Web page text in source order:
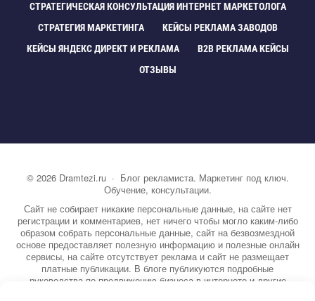
СТРАТЕГИЧЕСКАЯ КОНСУЛЬТАЦИЯ ИНТЕРНЕТ МАРКЕТОЛОГА
СТРАТЕГИЯ МАРКЕТИНГА
КЕЙСЫ РЕКЛАМА ЗАВОДО
КЕЙСЫ ЯНДЕКС ДИРЕКТ И РЕКЛАМА
B2B РЕКЛАМА КЕЙСЫ
ОТЗЫВЫ
© 2026 Dramtezi.ru· Блог рекламиста. Маркетинг под ключ.
Обучение, консультации.
Сайт не собирает никакие персональные данные, на сайте нет
регистрации и комментариев, нет ничего чтобы могло каким-либо
образом собрать персональные данные, сайт на безвозмездной
основе предоставляет полезную информацию и полезные онлайн
сервисы, на сайте отсутствует реклама и сайт не размещает
платные публикации. В блоге публикуются подробные
руководства по продвижению бизнеса в интернете и другие